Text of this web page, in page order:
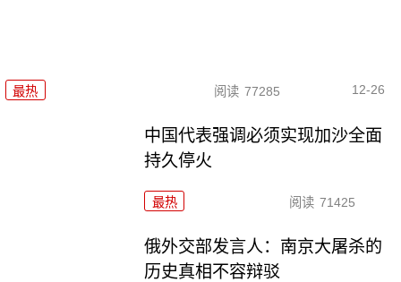
最热 阅读 77285 12-26
中国代表强调必须实现加沙全面
持久停火
最热 阅读 71425
俄外交部发言人：南京大屠杀的
历史真相不容辩驳